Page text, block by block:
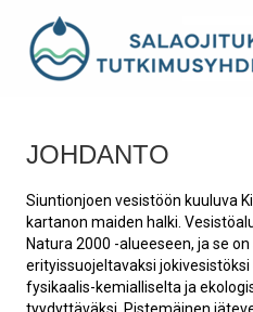
JOHDANTO
Siuntionjoen vesistöön kuuluva
kartanon maiden halki.
Natura 2000 -alueeseen, ja se
erityissuojeltavaksi jokivesistöksi
fysikaalis-kemialliselta ja